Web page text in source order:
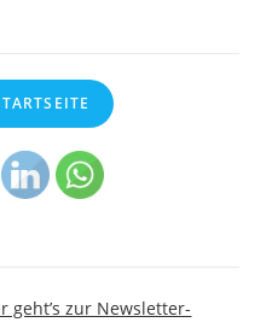
geht’s zur Newsletter-